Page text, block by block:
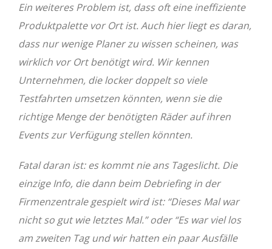
Ein weiteres Problem ist, dass oft eine ineffiziente
Produktpalette vor Ort ist. Auch hier liegt es daran,
dass nur wenige Planer zu wissen scheinen, was
wirklich vor Ort benötigt wird. Wir kennen
Unternehmen, die locker doppelt so viele
Testfahrten umsetzen könnten, wenn sie die
richtige Menge der benötigten Räder auf ihren
Events zur Verfügung stellen könnten.
Fatal daran ist: es kommt nie ans Tageslicht. Die
einzige Info, die dann beim Debriefing in der
Firmenzentrale gespielt wird ist: “Dieses Mal war
nicht so gut wie letztes Mal.” oder “Es war viel los
am zweiten Tag und wir hatten ein paar Ausfälle